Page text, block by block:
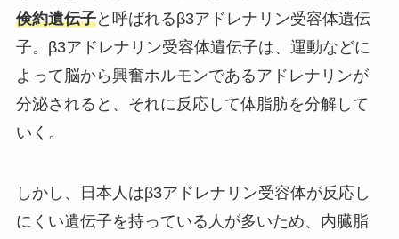
倹約遺伝子と呼ばれるβ3アドレナリン受容体遺伝
子。β3アドレナリン受容体遺伝子は、運動などに
よって脳から興奮ホルモンであるアドレナリンが
分泌されると、それに反応して体脂肪を分解して
いく。
しかし、日本人はβ3アドレナリン受容体が反応し
にくい遺伝子を持っている人が多いため、内臓脂